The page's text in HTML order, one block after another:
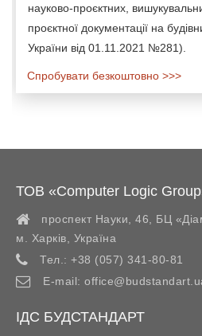
науково-проєктних,
проєктної документації на
України від 01.11.2021 №281).
Спробувати безкоштовно >>>
ТОВ «Computer Logic
проспект Науки, 46, БЦ
м. Харків
Україна
Тел.: +38 (057) 341-80-81
E-mail:
ІДС БУДСТАНДАРТ